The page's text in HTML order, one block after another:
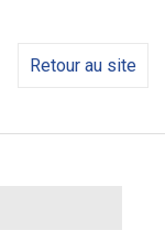
Retour au site